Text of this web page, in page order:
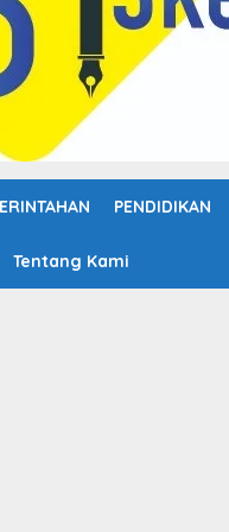
PENDIDIKAN
Tentang Kami